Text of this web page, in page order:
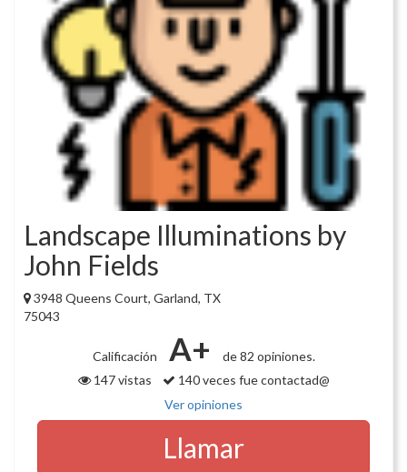
Landscape Illuminations by
John Fields
3948 Queens Court, Garland, TX
75043
Calificación A+
de 82 opiniones.
147 vistas
140 veces fue contactad@
Ver opiniones
Llamar